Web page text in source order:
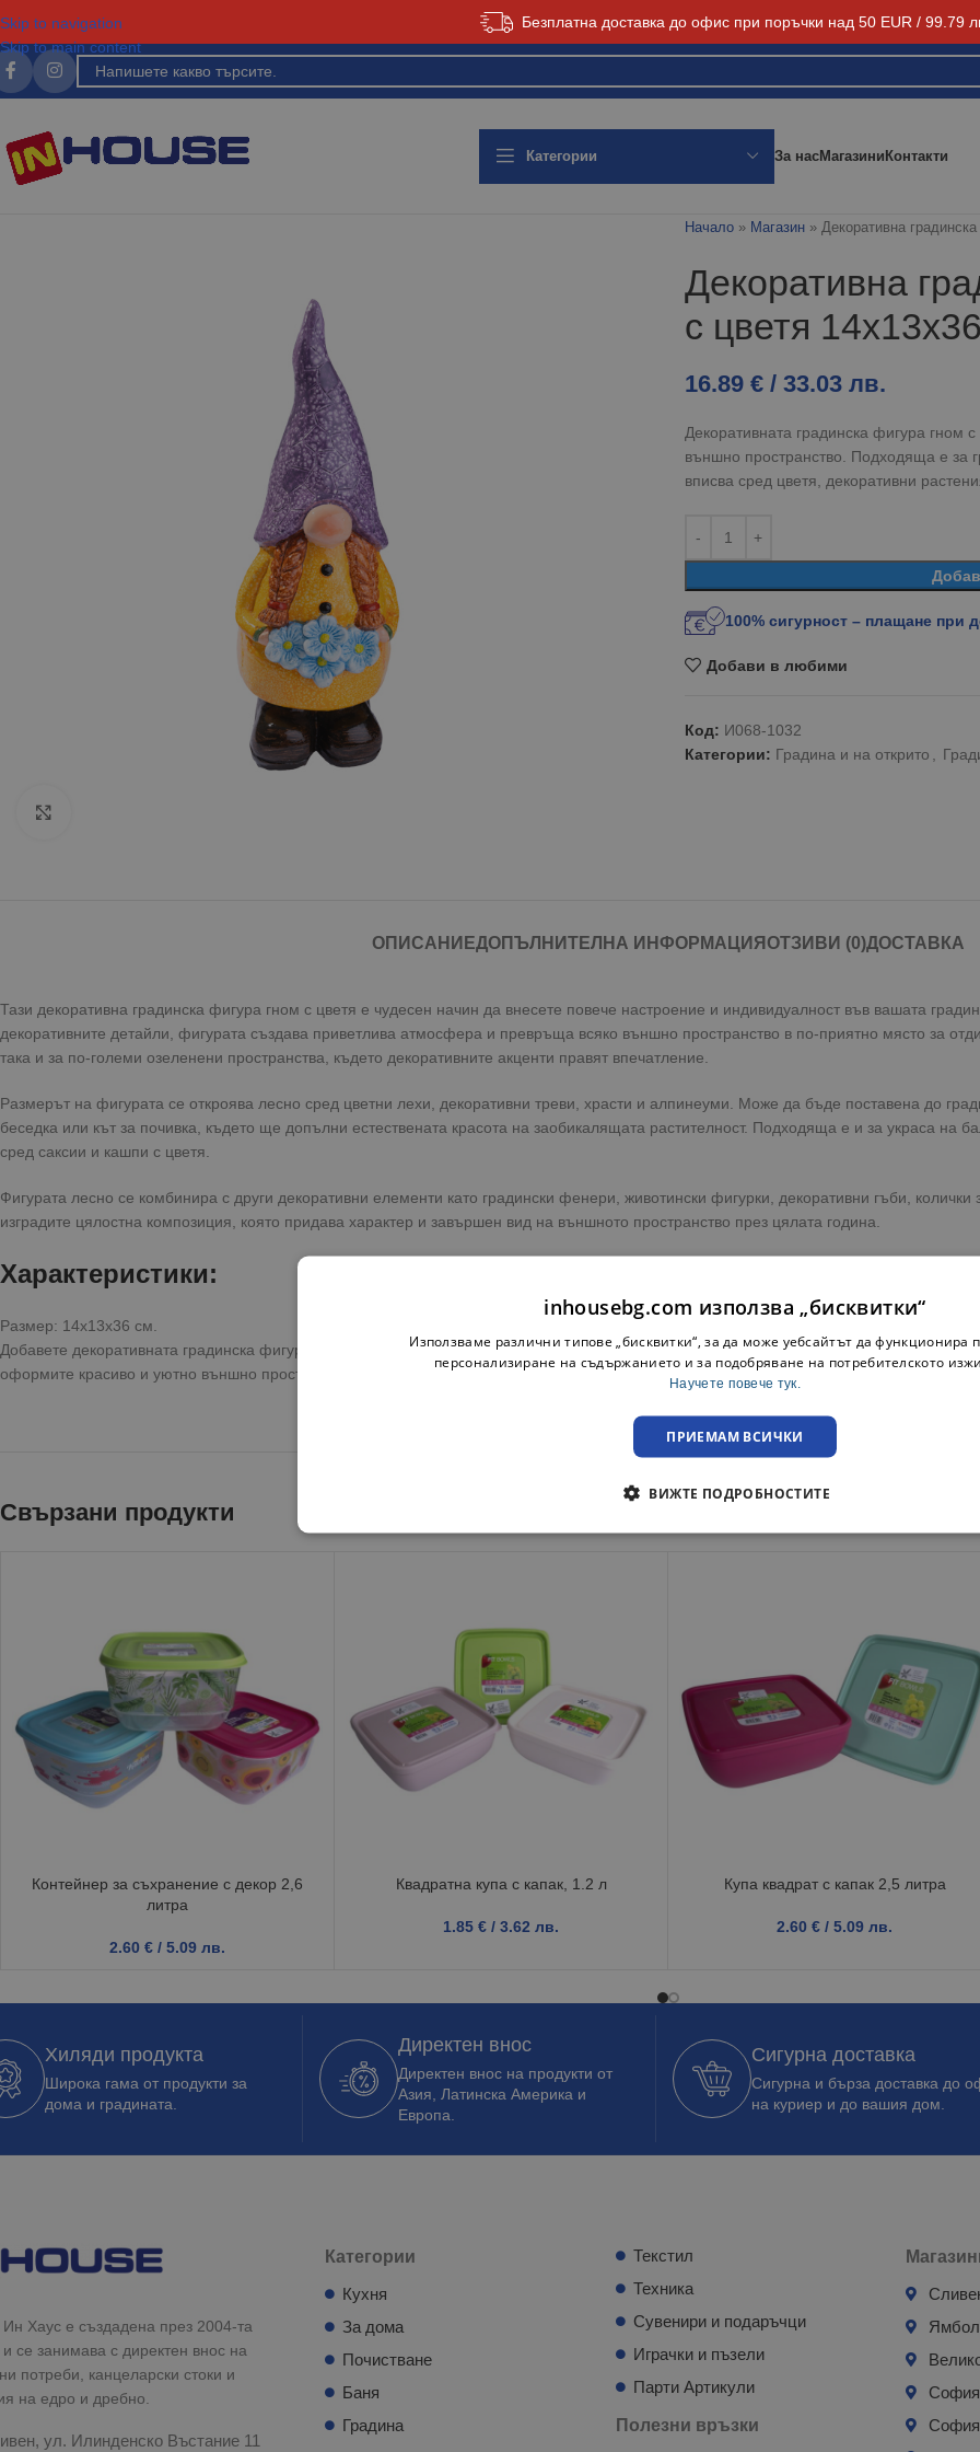
Безплатна доставка до офис при поръчки над 50 EUR / 99.79
Skip to navigation
Skip to main content
Категории За насМагазиниКонтакти
Начало» Магазин» Декоративна
Декоративна
с цветя
16.89 € / 33.03 лв.
Декоративната градинска фигура гном
външно пространство. Подходяща е за
вписва сред цветя, декоративни
100% сигурност – плащане при
Добави в любими
Код: И068-1032
Категории: Градина и на открито
ОПИСАНИЕДОПЪЛНИТЕЛНА ИНФОРМАЦИЯ ОТЗИВИ (0)ДОСТАВКА
Тази декоративна градинска фигура гном с цветя е чудесен начин да внесете повече настроение и индивидуалност във вашата
декоративните детайли, фигурата създава приветлива атмосфера и превръща всяко външно пространство в по-приятно място за
така и за по-големи озеленени пространства, където декоративните акценти правят впечатление.
Размерът на фигурата се откроява лесно сред цветни лехи, декоративни треви, храсти и алпинеуми. Може да бъде поставена до
беседка или кът за почивка, където ще допълни естествената красота на заобикалящата растителност. Подходяща е и за украса на
сред саксии и кашпи с цветя.
Фигурата лесно се комбинира с други декоративни елементи като градински фенери, животински фигурки, декоративни гъби,
изградите цялостна композиция, която придава характер и завършен вид на външното пространство през цялата година.
Характеристики:
Размер: 14x13x36 см.
Добавете декоративната градинска фигура към своята градина и създайте още по-приятна атмосфера на открито. Разгледайте и
оформите красиво и уютно външно пространство.
Свързани продукти
Контейнер за съхранение с декор 2,6
литра
2.60 € / 5.09 лв.
Квадратна купа с капак, 1.2 л
1.85 € / 3.62 лв.
Купа квадрат с капак 2,5 литра
2.60 € / 5.09 лв.
Хиляди продукта
Широка гама от продукти за
дома и градината.
Директен внос
Директен внос на продукти от
Азия, Латинска Америка и
Европа.
Сигурна доставка
Сигурна и бърза доставка до
на куриер и до вашия дом.
Хаус е създадена през 2004-та
и се занимава с директен внос на
потреби, канцеларски стоки и
на едро и дребно.
ул. Илинденско Въстание 11
Категории
Кухня
За дома
Почистване
Баня
Градина
Текстил
Техника
Сувенири и подаръчци
Играчки и пъзели
Парти Артикули
Полезни връзки
Ямбол
София
inhousebg.com използва „бисквитки“
Използваме различни типове „бисквитки“, за да може уебсайтът да функционира
персонализиране на съдържанието и за подобряване на потребителското
Научете повече тук.
ПРИЕМАМ ВСИЧКИ
ВИЖТЕ ПОДРОБНОСТИТЕ